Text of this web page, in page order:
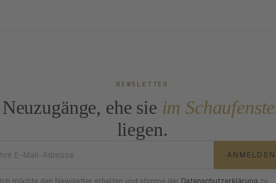
NEWSLETTER
Neuzugänge, ehe sie im
liegen.
ANMELDEN